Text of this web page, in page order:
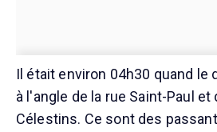
Il était environ 04h30 quand le
à l'angle de la rue Saint-Paul et
Célestins. Ce sont des